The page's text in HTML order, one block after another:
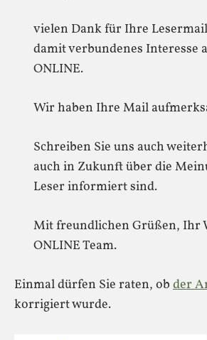
vielen Dank für Ihre
damit verbundenes Interesse
ONLINE.
Wir haben Ihre Mail
Schreiben Sie uns auch
auch in Zukunft über die
Leser informiert sind.
Mit freundlichen Grüßen, Ihr
ONLINE Team.
Einmal dürfen Sie raten, ob der
korrigiert wurde.